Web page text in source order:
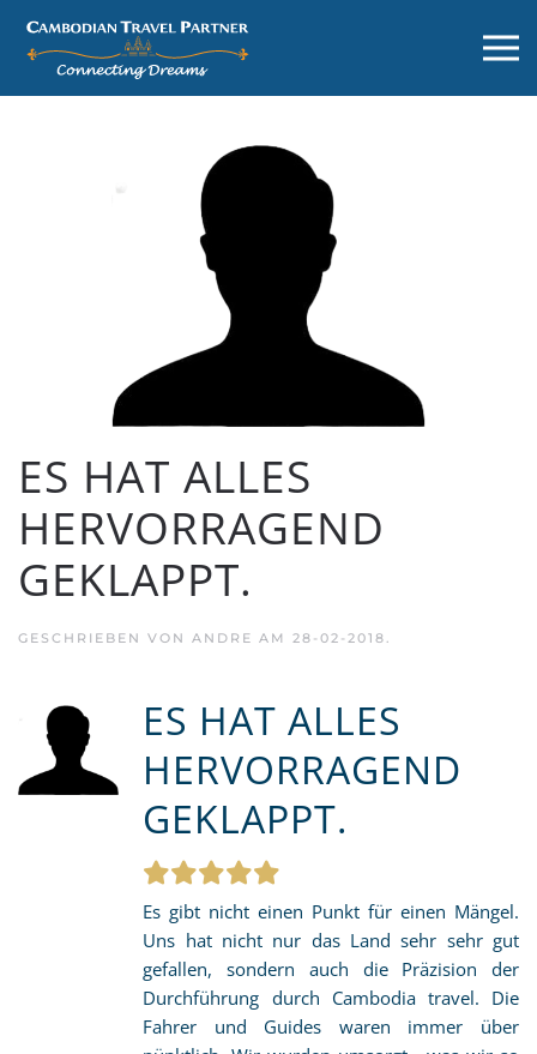
ES HAT ALLES
HERVORRAGEND
GEKLAPPT.
GESCHRIEBEN VON ANDRE AM 28-02-2018.
ES HAT ALLES
HERVORRAGEND
GEKLAPPT.
Es gibt nicht einen Punkt für einen Mängel.
Uns hat nicht nur das Land sehr sehr gut
gefallen, sondern auch die Präzision der
Durchführung durch Cambodia travel. Die
Fahrer und Guides waren immer über